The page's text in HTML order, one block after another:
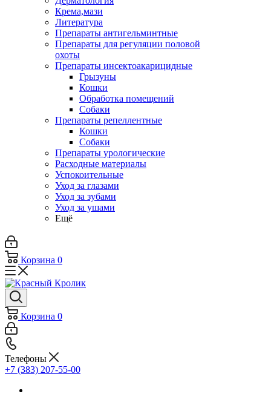
Крема,мази
Литература
Препараты антигельминтные
Препараты для регуляции половой
охоты
Препараты инсектоакарицидные
Грызуны
Кошки
Обработка помещений
Собаки
Препараты репеллентные
Кошки
Собаки
Препараты урологические
Расходные материалы
Успокоительные
Уход за глазами
Уход за зубами
Уход за ушами
Ещё
Корзина 0
Корзина 0
Телефоны
+7 (383) 207-55-00